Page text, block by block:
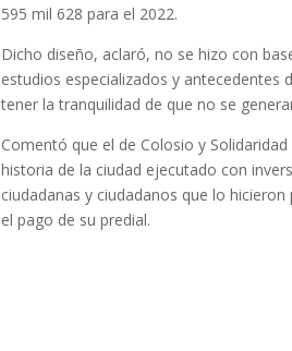
595 mil 628 para el 2022.
Dicho diseño, aclaró, no se hizo con
estudios especializados y antecedentes
tener la tranquilidad de que no se
Comentó que el de Colosio y
historia de la ciudad ejecutado con
ciudadanas y ciudadanos que lo
el pago de su predial.